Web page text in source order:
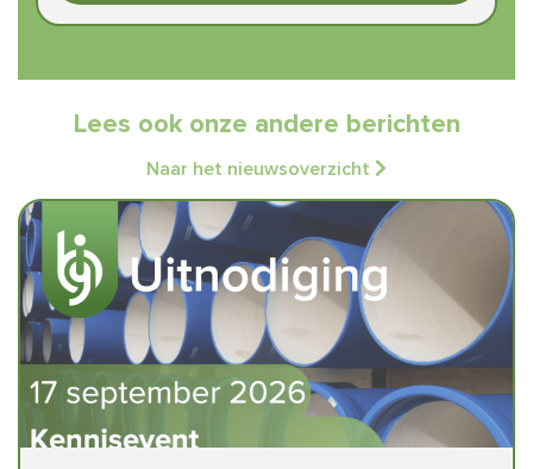
Lees ook onze andere berichten
Naar het nieuwsoverzicht